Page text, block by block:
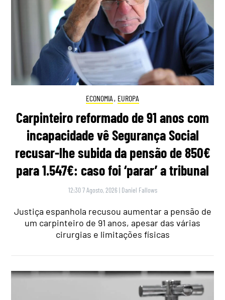
ECONOMIA , EUROPA
Carpinteiro reformado de 91 anos com
incapacidade vê Segurança Social
recusar-lhe subida da pensão de 850€
para 1.547€: caso foi ‘parar’ a tribunal
12:30 7 Agosto, 2026 | Daniel Fallows
Justiça espanhola recusou aumentar a pensão de
um carpinteiro de 91 anos, apesar das várias
cirurgias e limitações físicas